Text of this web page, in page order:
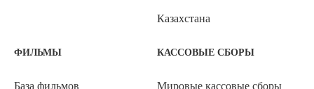
Казахстана
ФИЛЬМЫ
База фильмов
КАССОВЫЕ СБОРЫ
Мировые кассовые сборы